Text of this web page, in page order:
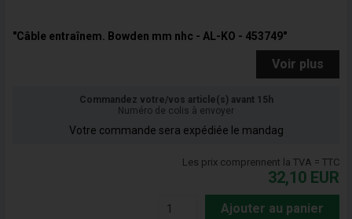
"Câble entraînem. Bowden mm nhc - AL-KO - 453749"
Voir plus
Commandez votre/vos article(s) avant 15h
Numéro de colis à envoyer
Votre commande sera expédiée le mandag
Les prix comprennent la TVA = TTC
32,10 EUR
Ajouter au panier